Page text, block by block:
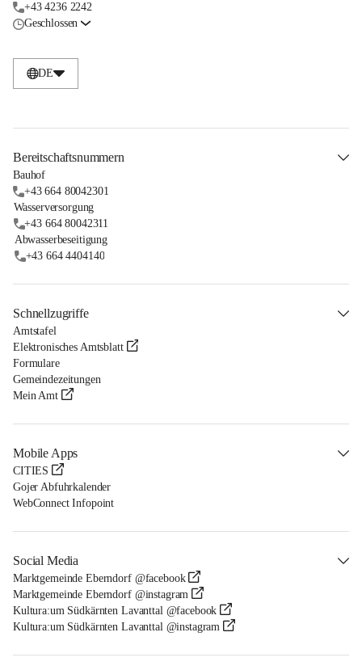
+43 4236 2242
Geschlossen
DE
Bereitschaftsnummern
Bauhof
+43 664 80042301
Wasserversorgung
+43 664 80042311
Abwasserbeseitigung
+43 664 4404140
Schnellzugriffe
Amtstafel
Elektronisches Amtsblatt
Formulare
Gemeindezeitungen
Mein Amt
Mobile Apps
CITIES
Gojer Abfuhrkalender
WebConnect Infopoint
Social Media
Marktgemeinde Eberndorf @facebook
Marktgemeinde Eberndorf @instagram
Kultura:um Südkärnten Lavanttal @facebook
Kultura:um Südkärnten Lavanttal @instagram